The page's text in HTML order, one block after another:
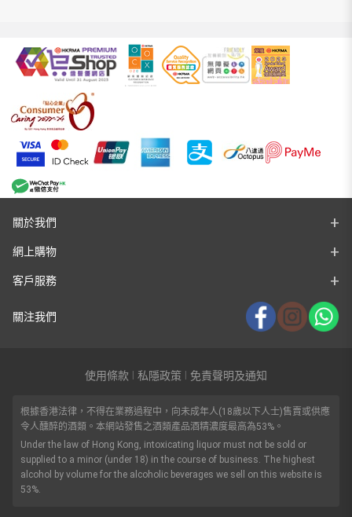
關於我們
網上購物
客戶服務
關注我們
使用條款 私隱政策 免責聲明及通知
根據香港法律，不得在業務過程中，向未成年人(18歲以下人士)售賣或供應
令人醺醉的酒類。本網站發售之酒類產品酒精濃度最高為53%。
Under the law of Hong Kong, intoxicating liquor must not be sold or
supplied to a minor (under 18) in the course of business. The highest
alcohol by volume for the alcoholic beverages we sell on this website is
53%.